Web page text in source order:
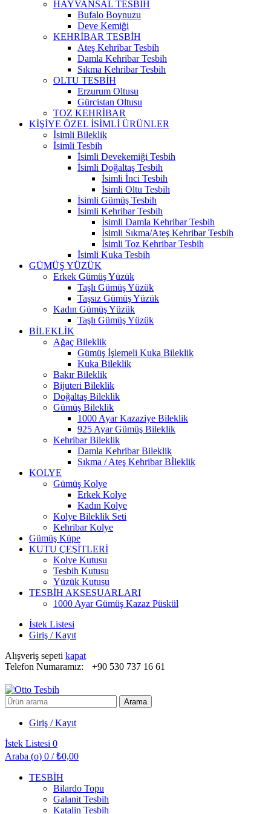
HAYVANSAL TESBİH
Bufalo Boynuzu
Deve Kemiği
KEHRİBAR TESBİH
Ateş Kehribar Tesbih
Damla Kehribar Tesbih
Sıkma Kehribar Tesbih
OLTU TESBİH
Erzurum Oltusu
Gürcistan Oltusu
TOZ KEHRİBAR
KİŞİYE ÖZEL İSİMLİ ÜRÜNLER
İsimli Bileklik
İsimli Tesbih
İsimli Devekemiği Tesbih
İsimli Doğaltaş Tesbih
İsimli İnci Tesbih
İsimli Oltu Tesbih
İsimli Gümüş Tesbih
İsimli Kehribar Tesbih
İsimli Damla Kehribar Tesbih
İsimli Sıkma/Ateş Kehribar Tesbih
İsimli Toz Kehribar Tesbih
İsimli Kuka Tesbih
GÜMÜŞ YÜZÜK
Erkek Gümüş Yüzük
Taşlı Gümüş Yüzük
Taşsız Gümüş Yüzük
Kadın Gümüş Yüzük
Taşlı Gümüş Yüzük
BİLEKLİK
Ağaç Bileklik
Gümüş İşlemeli Kuka Bileklik
Kuka Bileklik
Bakır Bileklik
Bijuteri Bileklik
Doğaltaş Bileklik
Gümüş Bileklik
1000 Ayar Kazaziye Bileklik
925 Ayar Gümüş Bileklik
Kehribar Bileklik
Damla Kehribar Bileklik
Sıkma / Ateş Kehribar Bİleklik
KOLYE
Gümüş Kolye
Erkek Kolye
Kadın Kolye
Kolye Bileklik Seti
Kehribar Kolye
Gümüş Küpe
KUTU ÇEŞİTLERİ
Kolye Kutusu
Tesbih Kutusu
Yüzük Kutusu
TESBİH AKSESUARLARI
1000 Ayar Gümüş Kazaz Püskül
İstek Listesi
Giriş / Kayıt
Alışveriş sepeti kapat
Telefon Numaramız:
+90 530 737 16 61
Arayın: Arama
Giriş / Kayıt
İstek Listesi 0
Araba (o) 0 / ₺0,00
TESBİH
Bilardo Topu
Galanit Tesbih
Katalin Tesbih